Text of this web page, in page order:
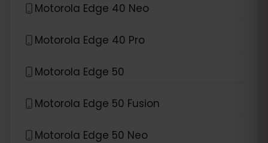
Motorola Edge 40 Neo
Motorola Edge 40 Pro
Motorola Edge 50
Motorola Edge 50 Fusion
Motorola Edge 50 Neo